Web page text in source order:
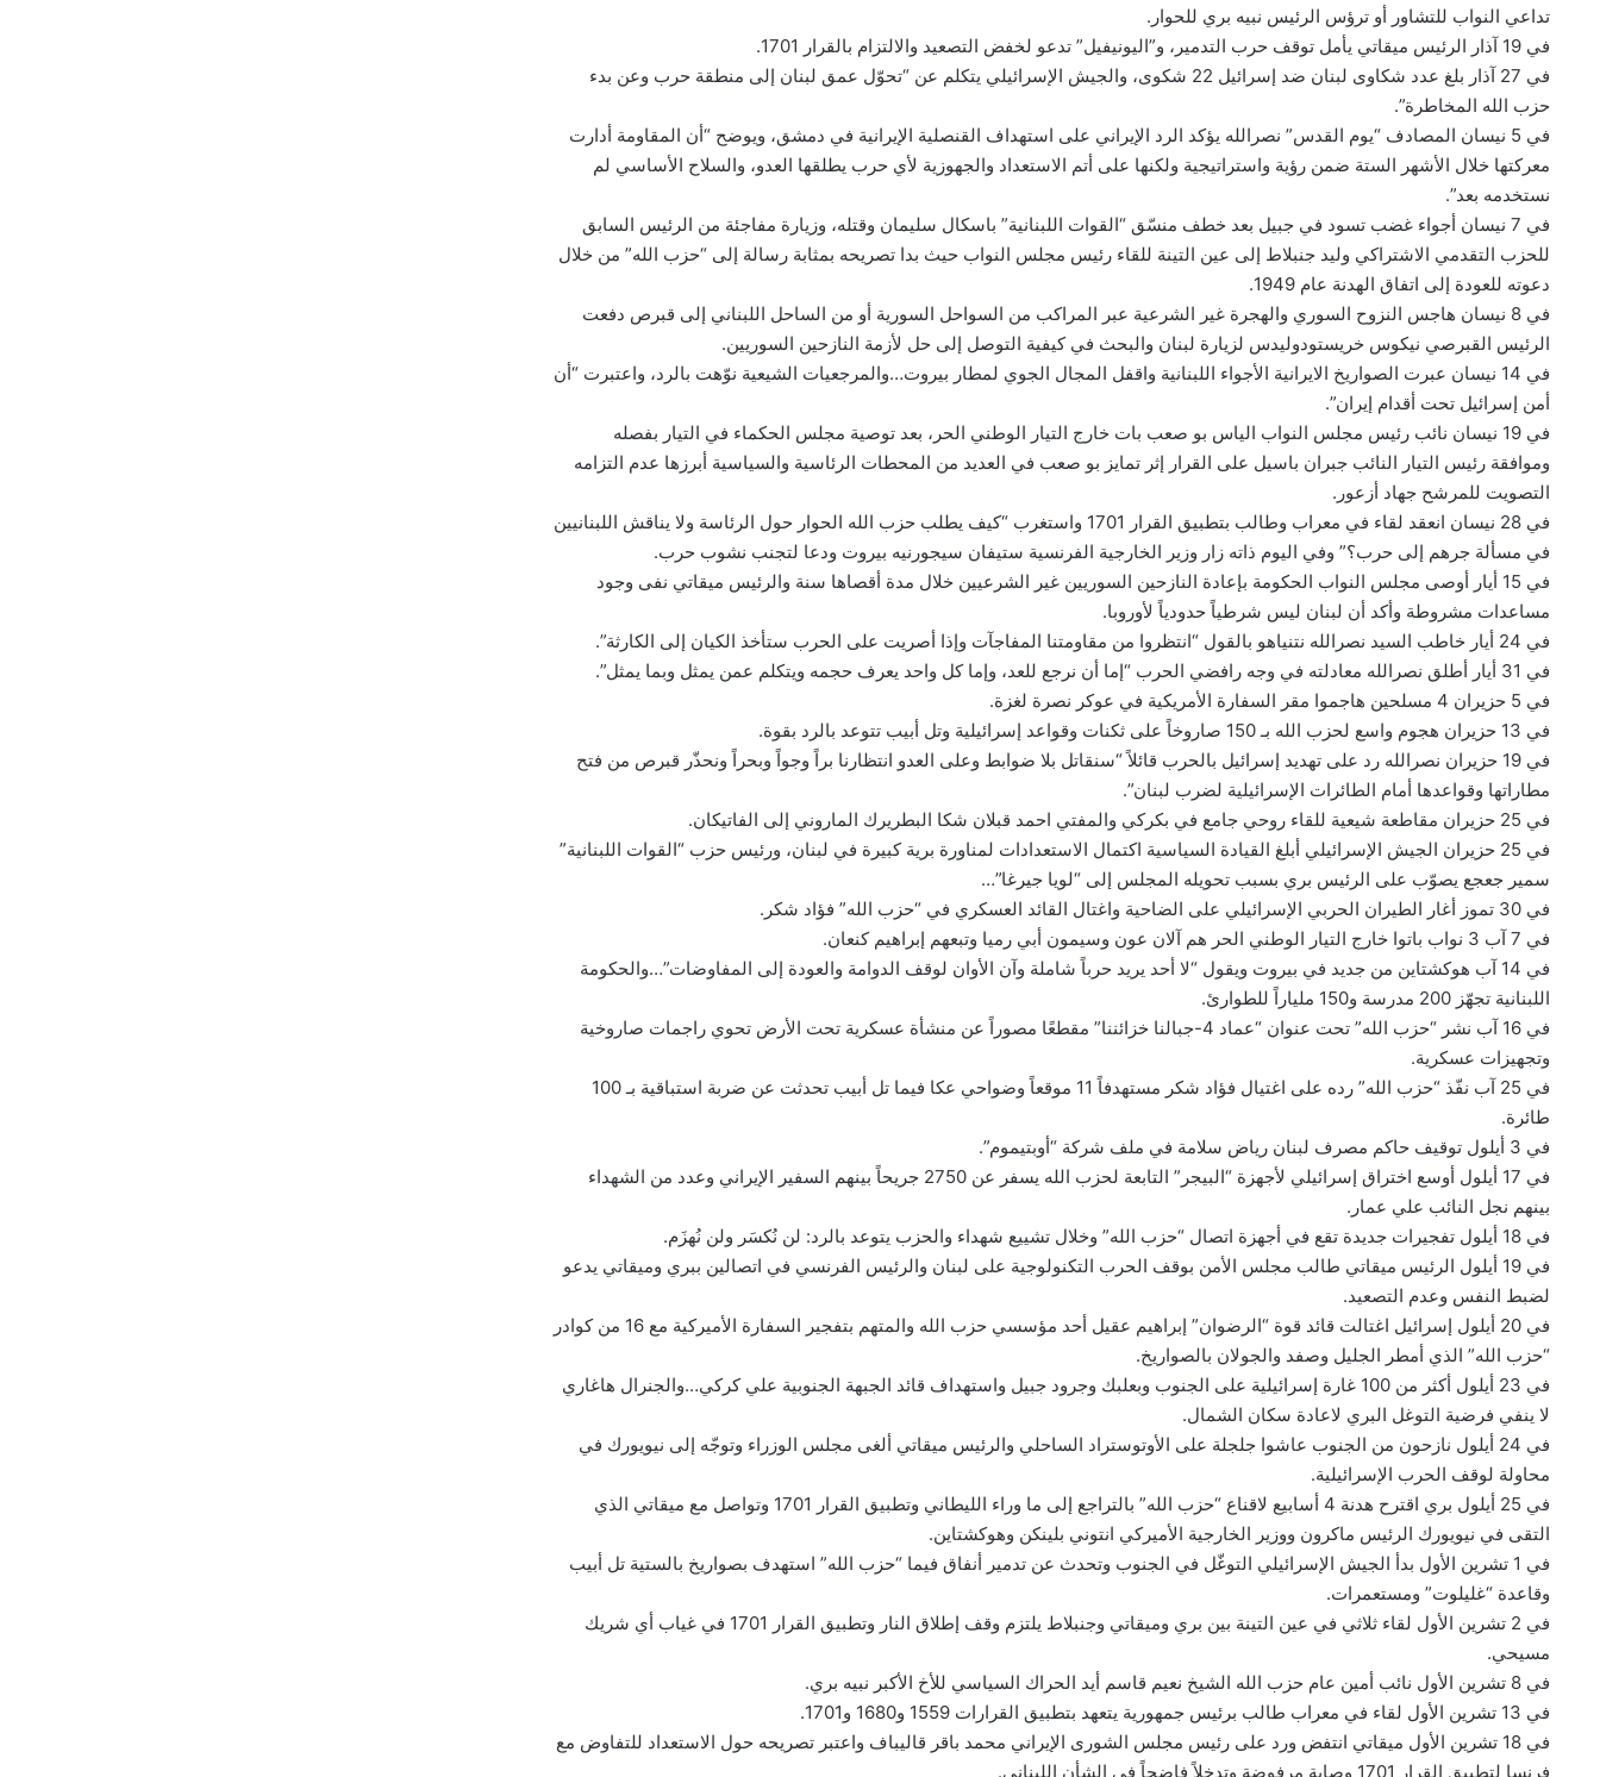
تداعي النواب للتشاور أو ترؤس الرئيس نبيه بري للحوار.
في 19 آذار الرئيس ميقاتي يأمل توقف حرب التدمير، و”اليونيفيل” تدعو لخفض التصعيد والالتزام بالقرار 1701.
في 27 آذار بلغ عدد شكاوى لبنان ضد إسرائيل 22 شكوى، والجيش الإسرائيلي يتكلم عن “تحوّل عمق لبنان إلى منطقة حرب وعن بدء
حزب الله المخاطرة”.
في 5 نيسان المصادف “يوم القدس” نصرالله يؤكد الرد الإيراني على استهداف القنصلية الإيرانية في دمشق، ويوضح “أن المقاومة أدارت
معركتها خلال الأشهر الستة ضمن رؤية واستراتيجية ولكنها على أتم الاستعداد والجهوزية لأي حرب يطلقها العدو، والسلاح الأساسي لم
نستخدمه بعد”.
في 7 نيسان أجواء غضب تسود في جبيل بعد خطف منسّق “القوات اللبنانية” باسكال سليمان وقتله، وزيارة مفاجئة من الرئيس السابق
للحزب التقدمي الاشتراكي وليد جنبلاط إلى عين التينة للقاء رئيس مجلس النواب حيث بدا تصريحه بمثابة رسالة إلى “حزب الله” من خلال
دعوته للعودة إلى اتفاق الهدنة عام 1949.
في 8 نيسان هاجس النزوح السوري والهجرة غير الشرعية عبر المراكب من السواحل السورية أو من الساحل اللبناني إلى قبرص دفعت
الرئيس القبرصي نيكوس خريستودوليدس لزيارة لبنان والبحث في كيفية التوصل إلى حل لأزمة النازحين السوريين.
في 14 نيسان عبرت الصواريخ الايرانية الأجواء اللبنانية واقفل المجال الجوي لمطار بيروت…والمرجعيات الشيعية نوّهت بالرد، واعتبرت “أن
أمن إسرائيل تحت أقدام إيران”.
في 19 نيسان نائب رئيس مجلس النواب الياس بو صعب بات خارج التيار الوطني الحر، بعد توصية مجلس الحكماء في التيار بفصله
وموافقة رئيس التيار النائب جبران باسيل على القرار إثر تمايز بو صعب في العديد من المحطات الرئاسية والسياسية أبرزها عدم التزامه
التصويت للمرشح جهاد أزعور.
في 28 نيسان انعقد لقاء في معراب وطالب بتطبيق القرار 1701 واستغرب “كيف يطلب حزب الله الحوار حول الرئاسة ولا يناقش اللبنانيين
في مسألة جرهم إلى حرب؟” وفي اليوم ذاته زار وزير الخارجية الفرنسية ستيفان سيجورنيه بيروت ودعا لتجنب نشوب حرب.
في 15 أيار أوصى مجلس النواب الحكومة بإعادة النازحين السوريين غير الشرعيين خلال مدة أقصاها سنة والرئيس ميقاتي نفى وجود
مساعدات مشروطة وأكد أن لبنان ليس شرطياً حدودياً لأوروبا.
في 24 أيار خاطب السيد نصرالله نتنياهو بالقول “انتظروا من مقاومتنا المفاجآت وإذا أصريت على الحرب ستأخذ الكيان إلى الكارثة”.
في 31 أيار أطلق نصرالله معادلته في وجه رافضي الحرب “إما أن نرجع للعد، وإما كل واحد يعرف حجمه ويتكلم عمن يمثل وبما يمثل”.
في 5 حزيران 4 مسلحين هاجموا مقر السفارة الأمريكية في عوكر نصرة لغزة.
في 13 حزيران هجوم واسع لحزب الله بـ 150 صاروخاً على ثكنات وقواعد إسرائيلية وتل أبيب تتوعد بالرد بقوة.
في 19 حزيران نصرالله رد على تهديد إسرائيل بالحرب قائلاً “سنقاتل بلا ضوابط وعلى العدو انتظارنا براً وجواً وبحراً ونحذّر قبرص من فتح
مطاراتها وقواعدها أمام الطائرات الإسرائيلية لضرب لبنان”.
في 25 حزيران مقاطعة شيعية للقاء روحي جامع في بكركي والمفتي احمد قبلان شكا البطريرك الماروني إلى الفاتيكان.
في 25 حزيران الجيش الإسرائيلي أبلغ القيادة السياسية اكتمال الاستعدادات لمناورة برية كبيرة في لبنان، ورئيس حزب “القوات اللبنانية”
سمير جعجع يصوّب على الرئيس بري بسبب تحويله المجلس إلى “لويا جيرغا”…
في 30 تموز أغار الطيران الحربي الإسرائيلي على الضاحية واغتال القائد العسكري في “حزب الله” فؤاد شكر.
في 7 آب 3 نواب باتوا خارج التيار الوطني الحر هم آلان عون وسيمون أبي رميا وتبعهم إبراهيم كنعان.
في 14 آب هوكشتاين من جديد في بيروت ويقول “لا أحد يريد حرباً شاملة وآن الأوان لوقف الدوامة والعودة إلى المفاوضات”…والحكومة
اللبنانية تجهّز 200 مدرسة و150 ملياراً للطوارئ.
في 16 آب نشر “حزب الله” تحت عنوان “عماد 4-جبالنا خزائننا” مقطعًا مصوراً عن منشأة عسكرية تحت الأرض تحوي راجمات صاروخية
وتجهيزات عسكرية.
في 25 آب نفّذ “حزب الله” رده على اغتيال فؤاد شكر مستهدفاً 11 موقعاً وضواحي عكا فيما تل أبيب تحدثت عن ضربة استباقية بـ 100
طائرة.
في 3 أيلول توقيف حاكم مصرف لبنان رياض سلامة في ملف شركة “أوبتيموم”.
في 17 أيلول أوسع اختراق إسرائيلي لأجهزة “البيجر” التابعة لحزب الله يسفر عن 2750 جريحاً بينهم السفير الإيراني وعدد من الشهداء
بينهم نجل النائب علي عمار.
في 18 أيلول تفجيرات جديدة تقع في أجهزة اتصال “حزب الله” وخلال تشييع شهداء والحزب يتوعد بالرد: لن نُكسَر ولن نُهزَم.
في 19 أيلول الرئيس ميقاتي طالب مجلس الأمن بوقف الحرب التكنولوجية على لبنان والرئيس الفرنسي في اتصالين ببري وميقاتي يدعو
لضبط النفس وعدم التصعيد.
في 20 أيلول إسرائيل اغتالت قائد قوة “الرضوان” إبراهيم عقيل أحد مؤسسي حزب الله والمتهم بتفجير السفارة الأميركية مع 16 من كوادر
“حزب الله” الذي أمطر الجليل وصفد والجولان بالصواريخ.
في 23 أيلول أكثر من 100 غارة إسرائيلية على الجنوب وبعلبك وجرود جبيل واستهداف قائد الجبهة الجنوبية علي كركي…والجنرال هاغاري
لا ينفي فرضية التوغل البري لاعادة سكان الشمال.
في 24 أيلول نازحون من الجنوب عاشوا جلجلة على الأوتوستراد الساحلي والرئيس ميقاتي ألغى مجلس الوزراء وتوجّه إلى نيويورك في
محاولة لوقف الحرب الإسرائيلية.
في 25 أيلول بري اقترح هدنة 4 أسابيع لاقناع “حزب الله” بالتراجع إلى ما وراء الليطاني وتطبيق القرار 1701 وتواصل مع ميقاتي الذي
التقى في نيويورك الرئيس ماكرون ووزير الخارجية الأميركي انتوني بلينكن وهوكشتاين.
في 1 تشرين الأول بدأ الجيش الإسرائيلي التوغّل في الجنوب وتحدث عن تدمير أنفاق فيما “حزب الله” استهدف بصواريخ بالستية تل أبيب
وقاعدة “غليلوت” ومستعمرات.
في 2 تشرين الأول لقاء ثلاثي في عين التينة بين بري وميقاتي وجنبلاط يلتزم وقف إطلاق النار وتطبيق القرار 1701 في غياب أي شريك
مسيحي.
في 8 تشرين الأول نائب أمين عام حزب الله الشيخ نعيم قاسم أيد الحراك السياسي للأخ الأكبر نبيه بري.
في 13 تشرين الأول لقاء في معراب طالب برئيس جمهورية يتعهد بتطبيق القرارات 1559 و1680 و1701.
في 18 تشرين الأول ميقاتي انتفض ورد على رئيس مجلس الشورى الإيراني محمد باقر قاليباف واعتبر تصريحه حول الاستعداد للتفاوض مع
فرنسا لتطبيق القرار 1701 وصاية مرفوضة وتدخلاً فاضحاً في الشأن اللبناني.